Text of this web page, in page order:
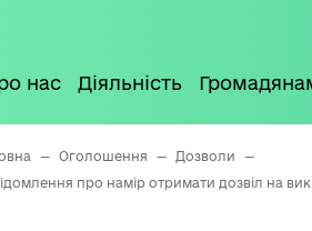
нас Діяльність
— Оголошення — Дозволи
—
про намір отримати дозвіл на